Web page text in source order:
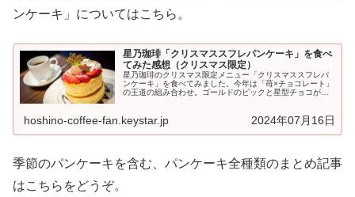
ンケーキ」についてはこちら。
星乃珈琲「クリスマススフレパンケーキ」を食べ
てみた感想（クリスマス限定）
星乃珈琲のクリスマス限定メニュー「クリスマススフレパ
ンケーキ」を食べてみました。今年は「苺×チョコレート」
の王道の組み合わせ。ゴールドのピックと星型チョコがト
hoshino-coffee-fan.keystar.jp 2024年07月16日
季節のパンケーキを含む、パンケーキ全種類のまとめ記事
はこちらをどうぞ。